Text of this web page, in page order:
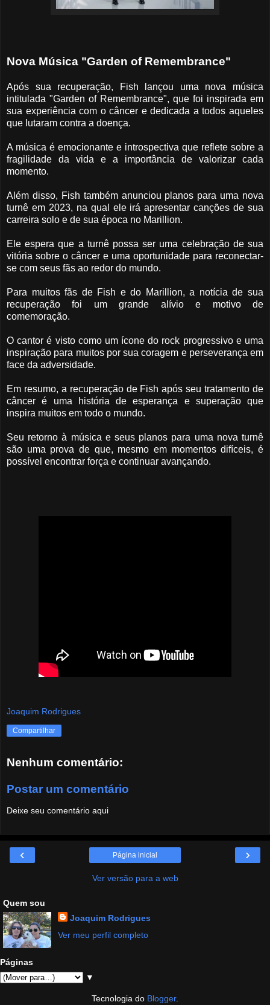
Nova Música "Garden of Remembrance"
Após sua recuperação, Fish lançou uma nova música
intitulada "Garden of Remembrance", que foi inspirada em
sua experiência com o câncer e dedicada a todos aqueles
que lutaram contra a doença.
A música é emocionante e introspectiva que reflete sobre a
fragilidade da vida e a importância de valorizar cada
momento.
Além disso, Fish também anunciou planos para uma nova
turnê em 2023, na qual ele irá apresentar canções de sua
carreira solo e de sua época no Marillion.
Ele espera que a turnê possa ser uma celebração de sua
vitória sobre o câncer e uma oportunidade para reconectar-
se com seus fãs ao redor do mundo.
Para muitos fãs de Fish e do Marillion, a notícia de sua
recuperação foi um grande alívio e motivo de
comemoração.
O cantor é visto como um ícone do rock progressivo e uma
inspiração para muitos por sua coragem e perseverança em
face da adversidade.
Em resumo, a recuperação de Fish após seu tratamento de
câncer é uma história de esperança e superação que
inspira muitos em todo o mundo.
Seu retorno à música e seus planos para uma nova turnê
são uma prova de que, mesmo em momentos difíceis, é
possível encontrar força e continuar avançando.
Joaquim Rodrigues
Compartilhar
Nenhum comentário:
Postar um comentário
Deixe seu comentário aqui
‹ ›
Página inicial
Ver versão para a web
Quem sou
Joaquim Rodrigues
Ver meu perfil completo
Páginas
▼
Tecnologia do Blogger.